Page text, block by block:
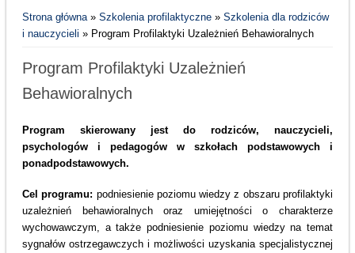
Strona główna» Szkolenia profilaktyczne» Szkolenia dla rodziców
i nauczycieli » Program Profilaktyki Uzależnień Behawioralnych
Program Profilaktyki Uzależnień
Behawioralnych
Program skierowany jest do rodziców, nauczycieli,
psychologów i pedagogów w szkołach podstawowych i
ponadpodstawowych.
Cel programu: podniesienie poziomu wiedzy z obszaru profilaktyki
uzależnień behawioralnych oraz umiejętności o charakterze
wychowawczym, a także podniesienie poziomu wiedzy na temat
sygnałów ostrzegawczych i możliwości uzyskania specjalistycznej